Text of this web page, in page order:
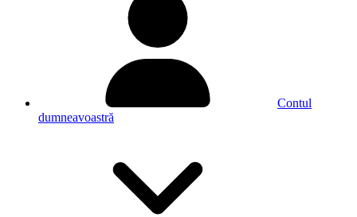
Contul
dumneavoastră